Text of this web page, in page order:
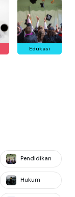
Edukasi
Pendidikan
Hukum